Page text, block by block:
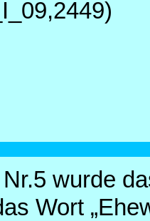
wurde
Wort